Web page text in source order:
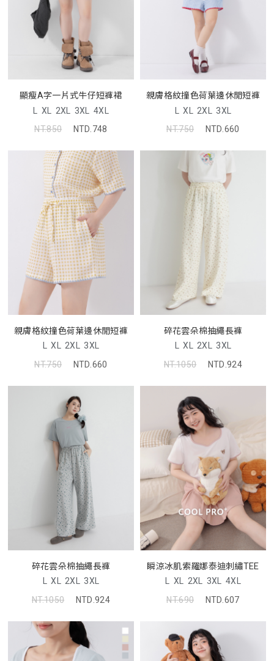
顯瘦A字一片式牛仔短褲裙
L XL 2XL 3XL 4XL
NT.850
NTD.748
親膚格紋撞色荷葉邊休閒短褲
L XL 2XL 3XL
NT.750
NTD.660
親膚格紋撞色荷葉邊休閒短褲
L XL 2XL 3XL
NT.750
NTD.660
碎花雲朵棉抽繩長褲
L XL 2XL 3XL
NT.1050
NTD.924
碎花雲朵棉抽繩長褲
L XL 2XL 3XL
NT.1050
NTD.924
瞬涼冰肌索羅娜泰迪刺繡TEE
L XL 2XL 3XL 4XL
NT.690
NTD.607